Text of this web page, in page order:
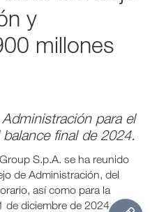
y
millones
para el
final de 2024.
S.p.A. se ha reunido
de Administración, del
así como para la
de diciembre de 2024.